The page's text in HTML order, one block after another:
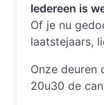
Iedereen is
Of je nu
laatstejaars,
Onze deuren
20u30 de